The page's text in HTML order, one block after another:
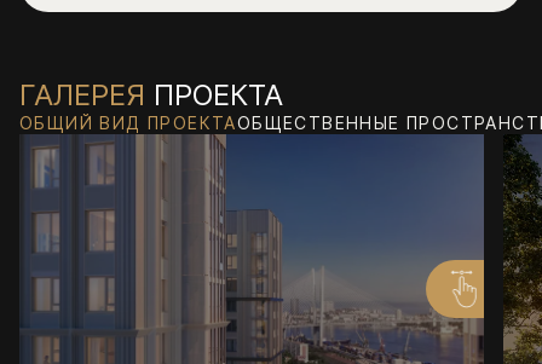
ГАЛЕРЕЯ ПРОЕКТА
ОБЩИЙ ВИД ПРОЕКТАОБЩЕСТВЕННЫЕ